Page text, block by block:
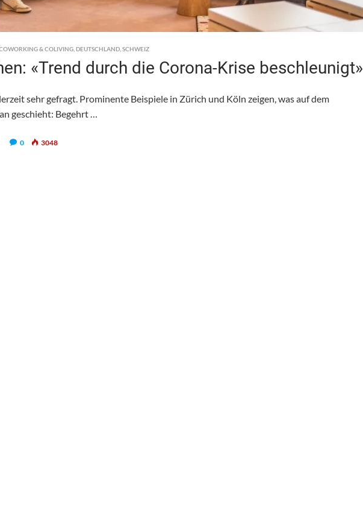
& COLIVING DEUTSCHLAND SCHWEIZ
«Trend durch die Corona-Krise beschleunigt»
sehr gefragt. Prominente Beispiele in Zürich und Köln zeigen, was auf dem
geschieht: Begehrt …
0 3048